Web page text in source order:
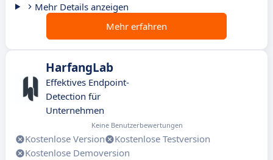
Mehr Details anzeigen
Mehr erfahren
HarfangLab
Effektives Endpoint-
Detection für
Unternehmen
Keine Benutzerbewertungen
Kostenlose Version
Kostenlose Testversion
Kostenlose Demoversion